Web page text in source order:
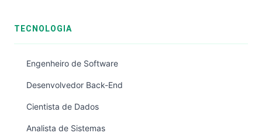
TECNOLOGIA
Engenheiro de Software
Desenvolvedor Back-End
Cientista de Dados
Analista de Sistemas